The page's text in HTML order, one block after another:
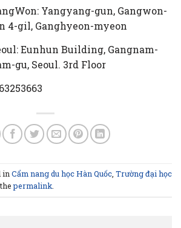
Yangyang-gun, Gangwon-
4-gil, Ganghyeon-myeon
Eunhun Building, Gangnam-
gu, Seoul. 3rd Floor
in Cẩm nang du học Hàn Quốc Trường đại học
thepermalink